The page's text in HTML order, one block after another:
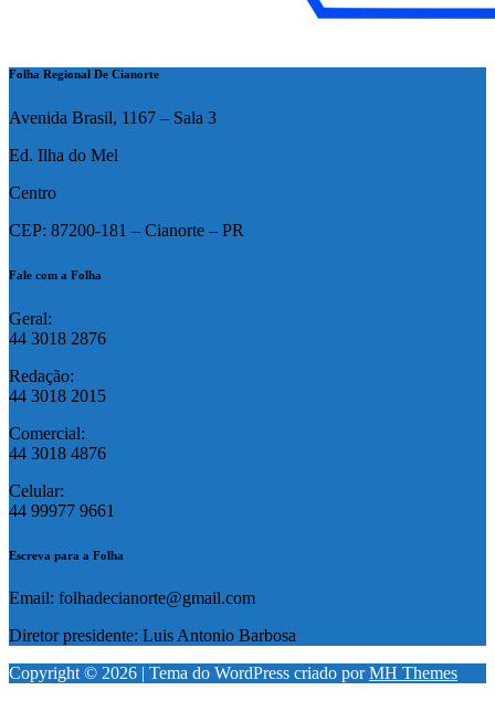
Folha Regional De Cianorte
Avenida Brasil, 1167 – Sala 3
Ed. Ilha do Mel
Centro
CEP: 87200-181 – Cianorte – PR
Fale com a Folha
Geral:
44 3018 2876
Redação:
44 3018 2015
Comercial:
44 3018 4876
Celular:
44 99977 9661
Escreva para a Folha
Email: folhadecianorte@gmail.com
Diretor presidente: Luis Antonio Barbosa
Copyright © 2026 | Tema do WordPress criado porMH Themes